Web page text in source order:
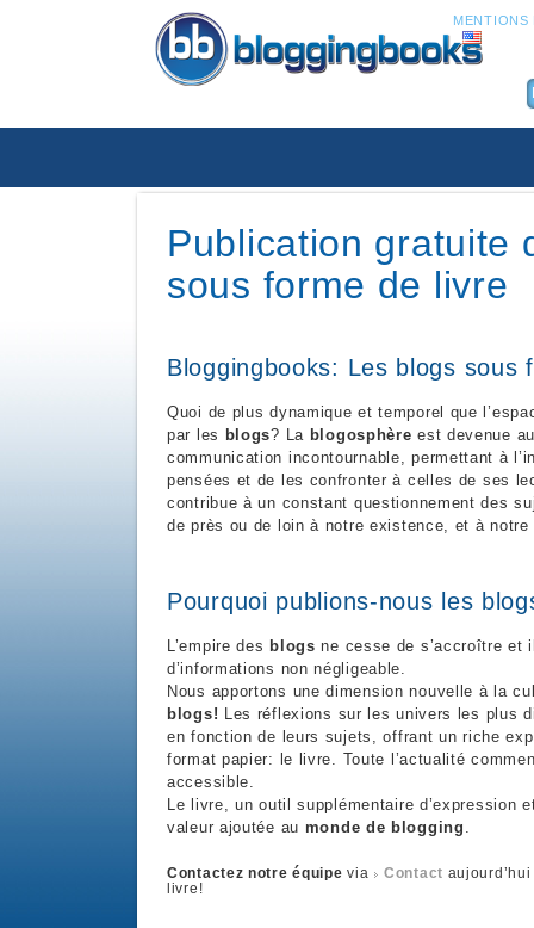
MENTIONS
Publication gratuite
sous forme de livre
Bloggingbooks: Les blogs sous
Quoi de plus dynamique et temporel que
par les blogs? La blogosphère est devenue
communication incontournable, permettant à
pensées et de les confronter à celles de ses
contribue à un constant questionnement des
de près ou de loin à notre existence, et à notre
Pourquoi publions-nous les
L’empire des blogs ne cesse de s’accroître et
d’informations non négligeable.
Nous apportons une dimension nouvelle à la
blogs! Les réflexions sur les univers les plus
en fonction de leurs sujets, offrant un riche
format papier: le livre. Toute l’actualité
accessible.
Le livre, un outil supplémentaire d’expression
valeur ajoutée au monde de blogging .
Contactez notre équipe via Contact
livre!